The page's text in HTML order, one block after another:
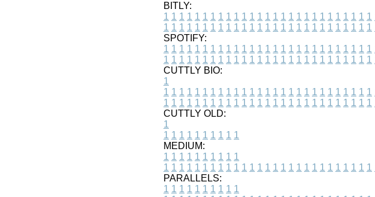
BITLY:
1 1 1 1 1 1 1 1 1 1 1 1 1 1 1 1 1 1 1 1 1 1 1 1 1 1 1
1 1 1 1 1 1 1 1 1 1 1 1 1 1 1 1 1 1 1 1 1 1 1 1 1 1 1
SPOTIFY:
1 1 1 1 1 1 1 1 1 1 1 1 1 1 1 1 1 1 1 1 1 1 1 1 1 1 1
1 1 1 1 1 1 1 1 1 1 1 1 1 1 1 1 1 1 1 1 1 1 1 1 1 1 1
CUTTLY BIO:
1
1 1 1 1 1 1 1 1 1 1 1 1 1 1 1 1 1 1 1 1 1 1 1 1 1 1 1
1 1 1 1 1 1 1 1 1 1 1 1 1 1 1 1 1 1 1 1 1 1 1 1 1 1 1
CUTTLY OLD:
1
1 1 1 1 1 1 1 1 1 1
MEDIUM:
1 1 1 1 1 1 1 1 1 1
1 1 1 1 1 1 1 1 1 1 1 1 1 1 1 1 1 1 1 1 1 1 1 1 1 1 1
PARALLELS:
1 1 1 1 1 1 1 1 1 1